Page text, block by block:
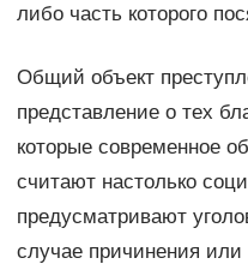
либо часть которого
Общий объект
представление о тех
которые современное
считают настолько
предусматривают
случае причинения